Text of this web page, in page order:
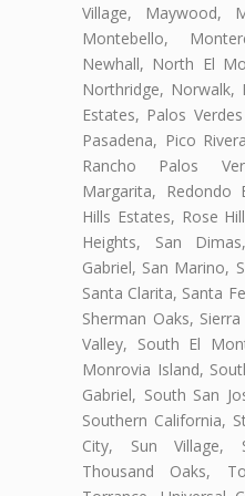
Village, Maywood,
Montebello,
Newhall, North El
Northridge, Norwalk,
Estates, Palos
Pasadena, Pico
Rancho Palos
Margarita, Redondo
Hills Estates, Rose
Heights, San
Gabriel, San Marino,
Santa Clarita, Santa
Sherman Oaks,
Valley, South El
Monrovia Island,
Gabriel, South San
Southern California,
City, Sun Village,
Thousand Oaks,